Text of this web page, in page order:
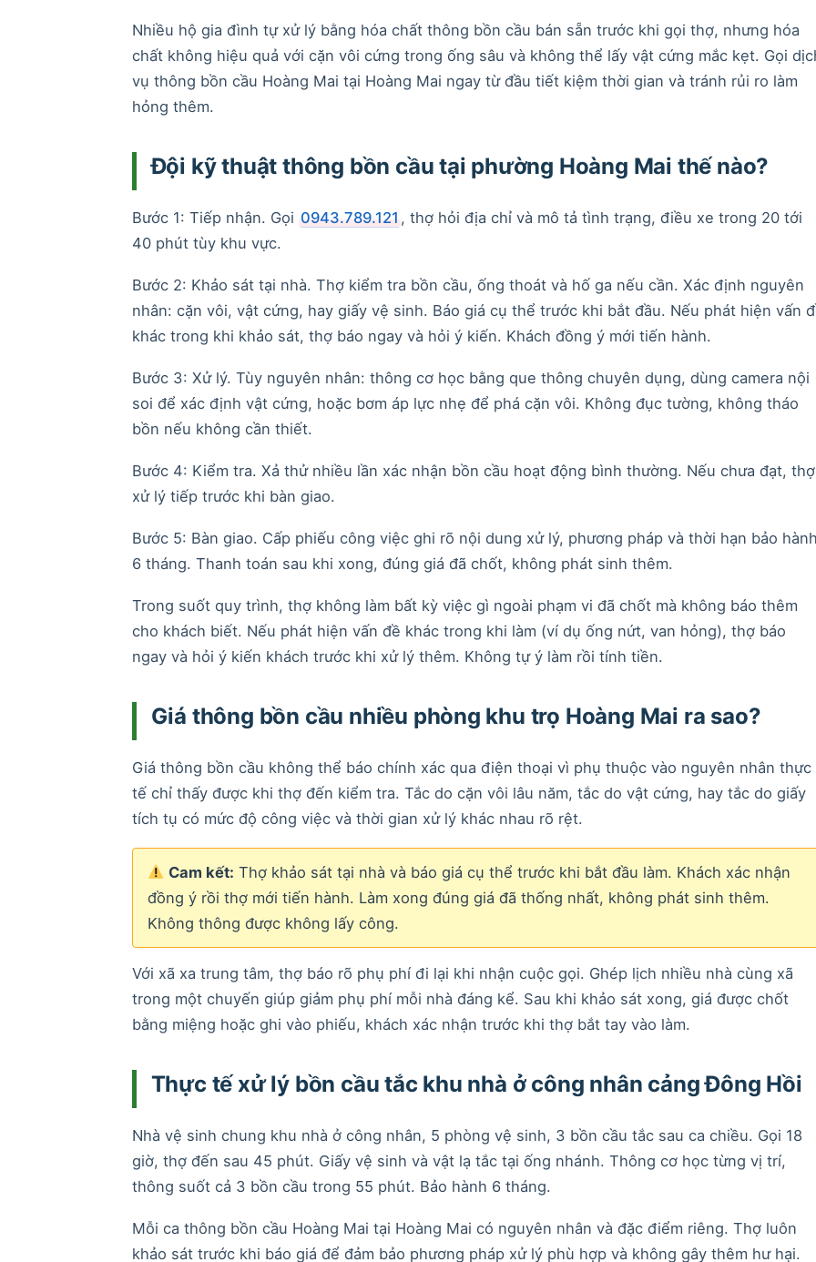
Nhiều hộ gia đình tự xử lý bằng hóa chất thông bồn cầu bán sẵn trước khi gọi thợ, nhưng hóa
chất không hiệu quả với cặn vôi cứng trong ống sâu và không thể lấy vật cứng mắc kẹt. Gọi
vụ thông bồn cầu Hoàng Mai tại Hoàng Mai ngay từ đầu tiết kiệm thời gian và tránh rủi ro làm
hỏng thêm.
Đội kỹ thuật thông bồn cầu tại phường Hoàng Mai thế nào?
Bước 1: Tiếp nhận. Gọi 0943.789.121 , thợ hỏi địa chỉ và mô tả tình trạng, điều xe trong 20 tới
40 phút tùy khu vực.
Bước 2: Khảo sát tại nhà. Thợ kiểm tra bồn cầu, ống thoát và hố ga nếu cần. Xác định nguyên
nhân: cặn vôi, vật cứng, hay giấy vệ sinh. Báo giá cụ thể trước khi bắt đầu. Nếu phát hiện vấn
khác trong khi khảo sát, thợ báo ngay và hỏi ý kiến. Khách đồng ý mới tiến hành.
Bước 3: Xử lý. Tùy nguyên nhân: thông cơ học bằng que thông chuyên dụng, dùng camera nội
soi để xác định vật cứng, hoặc bơm áp lực nhẹ để phá cặn vôi. Không đục tường, không tháo
bồn nếu không cần thiết.
Bước 4: Kiểm tra. Xả thử nhiều lần xác nhận bồn cầu hoạt động bình thường. Nếu chưa đạt, thợ
xử lý tiếp trước khi bàn giao.
Bước 5: Bàn giao. Cấp phiếu công việc ghi rõ nội dung xử lý, phương pháp và thời hạn bảo
6 tháng. Thanh toán sau khi xong, đúng giá đã chốt, không phát sinh thêm.
Trong suốt quy trình, thợ không làm bất kỳ việc gì ngoài phạm vi đã chốt mà không báo thêm
cho khách biết. Nếu phát hiện vấn đề khác trong khi làm (ví dụ ống nứt, van hỏng), thợ báo
ngay và hỏi ý kiến khách trước khi xử lý thêm. Không tự ý làm rồi tính tiền.
Giá thông bồn cầu nhiều phòng khu trọ Hoàng Mai ra sao?
Giá thông bồn cầu không thể báo chính xác qua điện thoại vì phụ thuộc vào nguyên nhân thực
tế chỉ thấy được khi thợ đến kiểm tra. Tắc do cặn vôi lâu năm, tắc do vật cứng, hay tắc do giấy
tích tụ có mức độ công việc và thời gian xử lý khác nhau rõ rệt.
Cam kết: Thợ khảo sát tại nhà và báo giá cụ thể trước khi bắt đầu làm. Khách xác nhận
đồng ý rồi thợ mới tiến hành. Làm xong đúng giá đã thống nhất, không phát sinh thêm.
Không thông được không lấy công.
Với xã xa trung tâm, thợ báo rõ phụ phí đi lại khi nhận cuộc gọi. Ghép lịch nhiều nhà cùng xã
trong một chuyến giúp giảm phụ phí mỗi nhà đáng kể. Sau khi khảo sát xong, giá được chốt
bằng miệng hoặc ghi vào phiếu, khách xác nhận trước khi thợ bắt tay vào làm.
Thực tế xử lý bồn cầu tắc khu nhà ở công nhân cảng Đông Hồi
Nhà vệ sinh chung khu nhà ở công nhân, 5 phòng vệ sinh, 3 bồn cầu tắc sau ca chiều. Gọi 18
giờ, thợ đến sau 45 phút. Giấy vệ sinh và vật lạ tắc tại ống nhánh. Thông cơ học từng vị trí,
thông suốt cả 3 bồn cầu trong 55 phút. Bảo hành 6 tháng.
Mỗi ca thông bồn cầu Hoàng Mai tại Hoàng Mai có nguyên nhân và đặc điểm riêng. Thợ luôn
khảo sát trước khi báo giá để đảm bảo phương pháp xử lý phù hợp và không gây thêm hư hại.